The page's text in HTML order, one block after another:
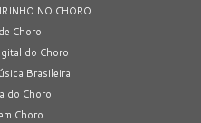
NO CHORO
Choro
do Choro
Brasileira
do Choro
Choro